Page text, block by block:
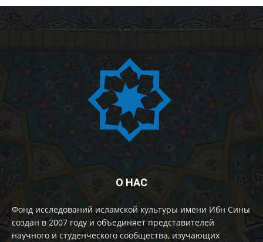
О НАС
Фонд исследований исламской культуры имени Ибн Сины
создан в 2007 году и объединяет представителей
научного и студенческого сообщества, изучающих